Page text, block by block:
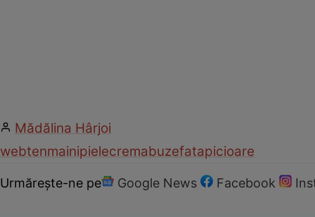
Mădălina Hârjoi
webtenmainipielecremabuzefatapicioare
Urmărește-ne pe Google News Facebook